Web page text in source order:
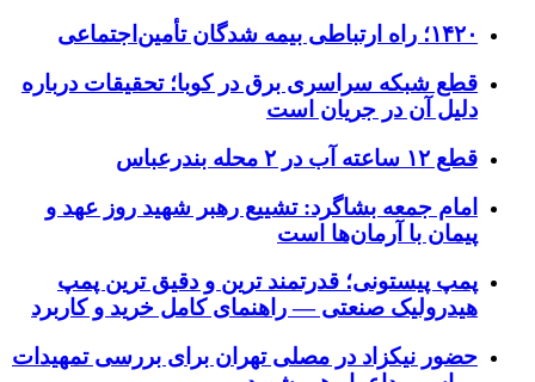
۱۴۲۰؛ راه ارتباطی بیمه شدگان تأمین‌اجتماعی
قطع شبکه سراسری برق در کوبا؛ تحقیقات درباره
دلیل آن در جریان است
قطع ۱۲ ساعته آب در ۲ محله بندرعباس
امام جمعه بشاگرد: تشییع رهبر شهید روز عهد و
پیمان با آرمان‌ها است
پمپ پیستونی؛ قدرتمند ترین و دقیق‌ ترین پمپ
هیدرولیک صنعتی — راهنمای کامل خرید و کاربرد
حضور نیکزاد در مصلی تهران برای بررسی تمهیدات